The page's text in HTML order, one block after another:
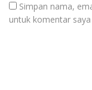
Simpan nama,
untuk komentar